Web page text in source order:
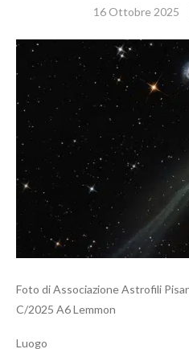
16 Ottobre 2025
Foto di Associazione Astrofili
C/2025 A6 Lemmon
Luogo